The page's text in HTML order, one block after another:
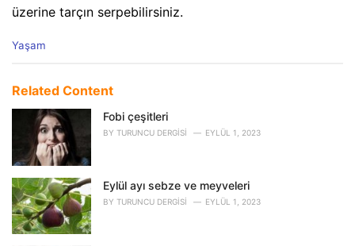
üzerine tarçın serpebilirsiniz.
C
e
e
:
Yaşam
Related Content
Fobi çeşitleri
BY TURUNCU DERGISI EYLÜL 1, 2023
Eylül ayı sebze ve meyveleri
BY TURUNCU DERGISI EYLÜL 1, 2023